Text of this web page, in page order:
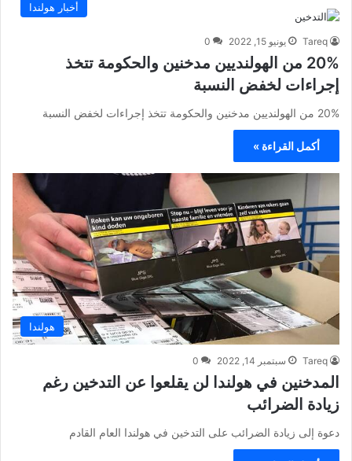
أخبار هولندا
Tareq يونيو 15, 2022 0
20% من الهولنديين مدخنين والحكومة تتخذ
إجراءات لخفض النسبة
20% من الهولنديين مدخنين والحكومة تتخذ إجراءات لخفض النسبة
أكمل القراءة »
هولندا
Tareq سبتمبر 14, 2022 0
المدخنين في هولندا لن يقلعوا عن التدخين رغم
زيادة الضرائب
دعوة إلى زيادة الضرائب على التدخين في هولندا العام القادم